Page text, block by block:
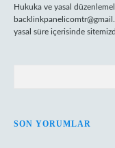
Hukuka ve yasal
yasal süre içerisinde
SON YORUMLAR